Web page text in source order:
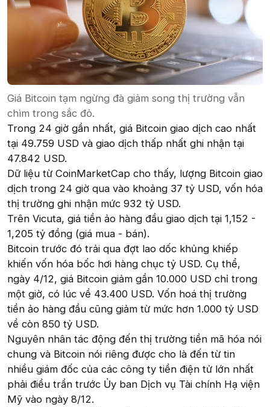
Giá Bitcoin tạm ngừng đà giảm song thị trường vẫn
chìm trong sắc đỏ.
Trong 24 giờ gần nhất, giá Bitcoin giao dịch cao nhất
tại 49.759 USD và giao dịch thấp nhất ghi nhận tại
47.842 USD.
Dữ liệu từ CoinMarketCap cho thấy, lượng Bitcoin giao
dịch trong 24 giờ qua vào khoảng 37 tỷ USD, vốn hóa
thị trường ghi nhận mức 932 tỷ USD.
Trên Vicuta, giá tiền ảo hàng đầu giao dịch tại 1,152 -
1,205 tỷ đồng (giá mua - bán).
Bitcoin trước đó trải qua đợt lao dốc khủng khiếp
khiến vốn hóa bốc hơi hàng chục tỷ USD. Cụ thể,
ngày 4/12, giá Bitcoin giảm gần 10.000 USD chỉ trong
một giờ, có lúc về 43.400 USD. Vốn hoá thị trường
tiền ảo hàng đầu cũng giảm từ mức hơn 1.000 tỷ USD
về còn 850 tỷ USD.
Nguyên nhân tác động đến thị trường tiền mã hóa nói
chung và Bitcoin nói riêng được cho là đến từ tin
nhiều giám đốc của các công ty tiền điện tử lớn nhất
phải điều trần trước Ủy ban Dịch vụ Tài chính Hạ viện
Mỹ vào ngày 8/12.